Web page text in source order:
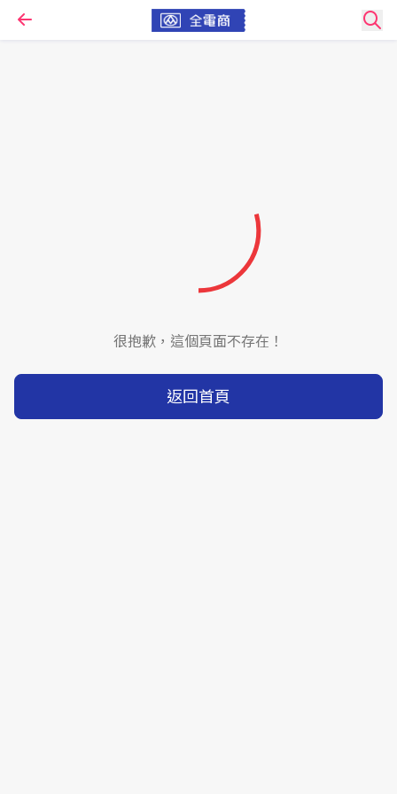
很抱歉，這個頁面不存在！
返回首頁